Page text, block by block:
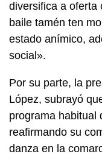
diversifica a oferta
baile tamén ten
estado anímico,
social ».
Por su parte, la
López, subrayó
programa habitual
reafirmando su
danza en la